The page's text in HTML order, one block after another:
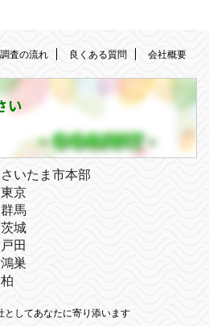
査の流れ 良くある質問 会社概要
い
いたま市本部
京
馬
城
田
巣
としてあなたに寄り添います